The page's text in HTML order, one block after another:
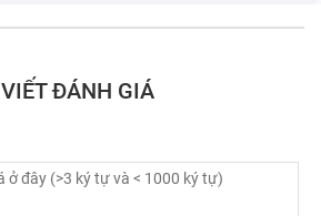
VIẾT ĐÁNH GIÁ